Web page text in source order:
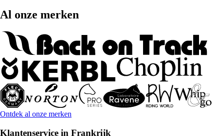
Al onze merken
Ontdek al onze merken
Klantenservice in Frankrijk